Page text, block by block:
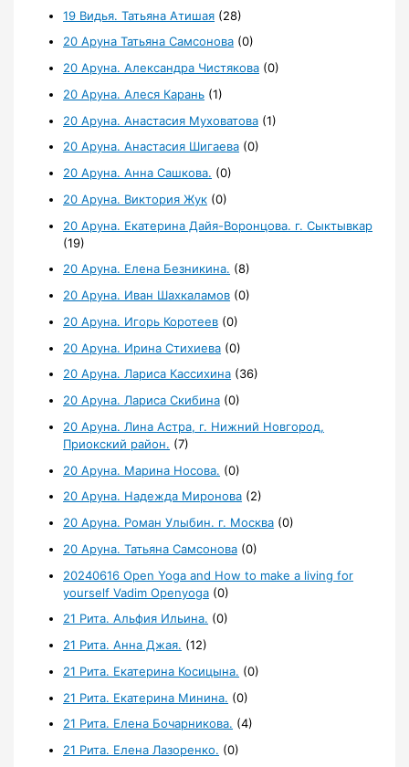
19 Видья. Татьяна Атишая (28)
20 Аруна Татьяна Самсонова (0)
20 Аруна. Александра Чистякова (0)
20 Аруна. Алеся Карань (1)
20 Аруна. Анастасия Муховатова (1)
20 Аруна. Анастасия Шигаева (0)
20 Аруна. Анна Сашкова. (0)
20 Аруна. Виктория Жук (0)
20 Аруна. Екатерина Дайя-Воронцова. г. Сыктывкар
(19)
20 Аруна. Елена Безникина. (8)
20 Аруна. Иван Шахкаламов (0)
20 Аруна. Игорь Коротеев (0)
20 Аруна. Ирина Стихиева (0)
20 Аруна. Лариса Кассихина (36)
20 Аруна. Лариса Скибина (0)
20 Аруна. Лина Астра, г. Нижний Новгород,
Приокский район. (7)
20 Аруна. Марина Носова. (0)
20 Аруна. Надежда Миронова (2)
20 Аруна. Роман Улыбин. г. Москва (0)
20 Аруна. Татьяна Самсонова (0)
20240616 Open Yoga and How to make a living for
yourself Vadim Openyoga (0)
21 Рита. Альфия Ильина. (0)
21 Рита. Анна Джая. (12)
21 Рита. Екатерина Косицына. (0)
21 Рита. Екатерина Минина. (0)
21 Рита. Елена Бочарникова. (4)
21 Рита. Елена Лазоренко. (0)